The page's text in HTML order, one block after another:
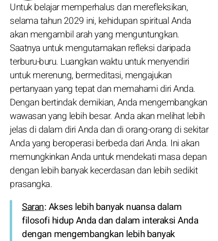
Untuk belajar memperhalus dan merefleksikan,
selama tahun 2029 ini, kehidupan spiritual Anda
akan mengambil arah yang menguntungkan.
Saatnya untuk mengutamakan refleksi daripada
terburu-buru. Luangkan waktu untuk menyendiri
untuk merenung, bermeditasi, mengajukan
pertanyaan yang tepat dan memahami diri Anda.
Dengan bertindak demikian, Anda mengembangkan
wawasan yang lebih besar. Anda akan melihat lebih
jelas di dalam diri Anda dan di orang-orang di sekitar
Anda yang beroperasi berbeda dari Anda. Ini akan
memungkinkan Anda untuk mendekati masa depan
dengan lebih banyak kecerdasan dan lebih sedikit
prasangka.
Saran: Akses lebih banyak nuansa dalam
filosofi hidup Anda dan dalam interaksi Anda
dengan mengembangkan lebih banyak